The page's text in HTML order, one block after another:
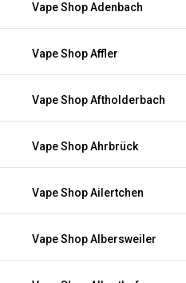
Vape Shop Adenbach
Vape Shop Affler
Vape Shop Aftholderbach
Vape Shop Ahrbrück
Vape Shop Ailertchen
Vape Shop Albersweiler